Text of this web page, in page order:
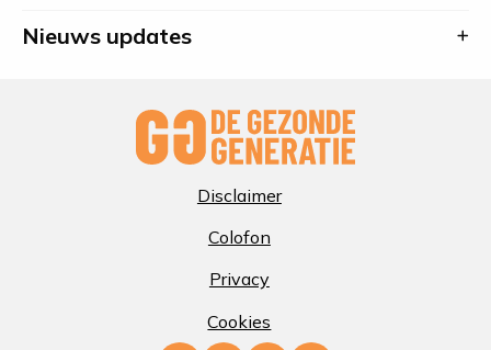
Nieuws updates
Disclaimer
Colofon
Privacy
Cookies